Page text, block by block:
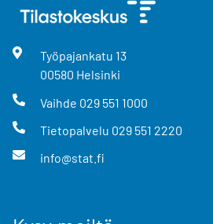
Työpajankatu 13
00580 Helsinki
Vaihde 029 551 1000
Tietopalvelu 029 551 2220
info@stat.fi